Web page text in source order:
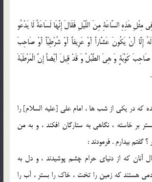
مِثْلِ هَذِهِ السَّاعَةِ مِنَ اللَّيْلِ فَقَالَ إِنَّهَا لَسَاعَةٌ لَا يَدْعُو
إِلَّا أَنْ يَكُونَ عَشَّاراً أَوْ عَرِيفاً أَوْ شُرْطِيّاً أَوْ صَاحِبَ
صَاحِبَ كَوْبَةٍ وَ هِيَ الطَّبْلُ وَ قَدْ قِيلَ أَيْضاً إِنَّ الْعَرْطَبَةَ
كه در يكى از شب ها ، امام على [عليه السلام] را
بر خاسته ، نگاهى به ستارگان افكند ، و به من
؟ گفتم بيدارم . فرمودند :
آنان كه از دنياى حرام چشم پوشيدند ، و دل به
هستند كه زمين را تخت ، خاك را بستر ، آب را